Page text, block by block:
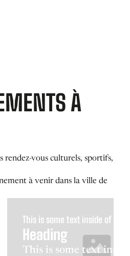
À
rendez-vous culturels, sportifs,
à venir dans la ville de
of a div block.
inside of a div